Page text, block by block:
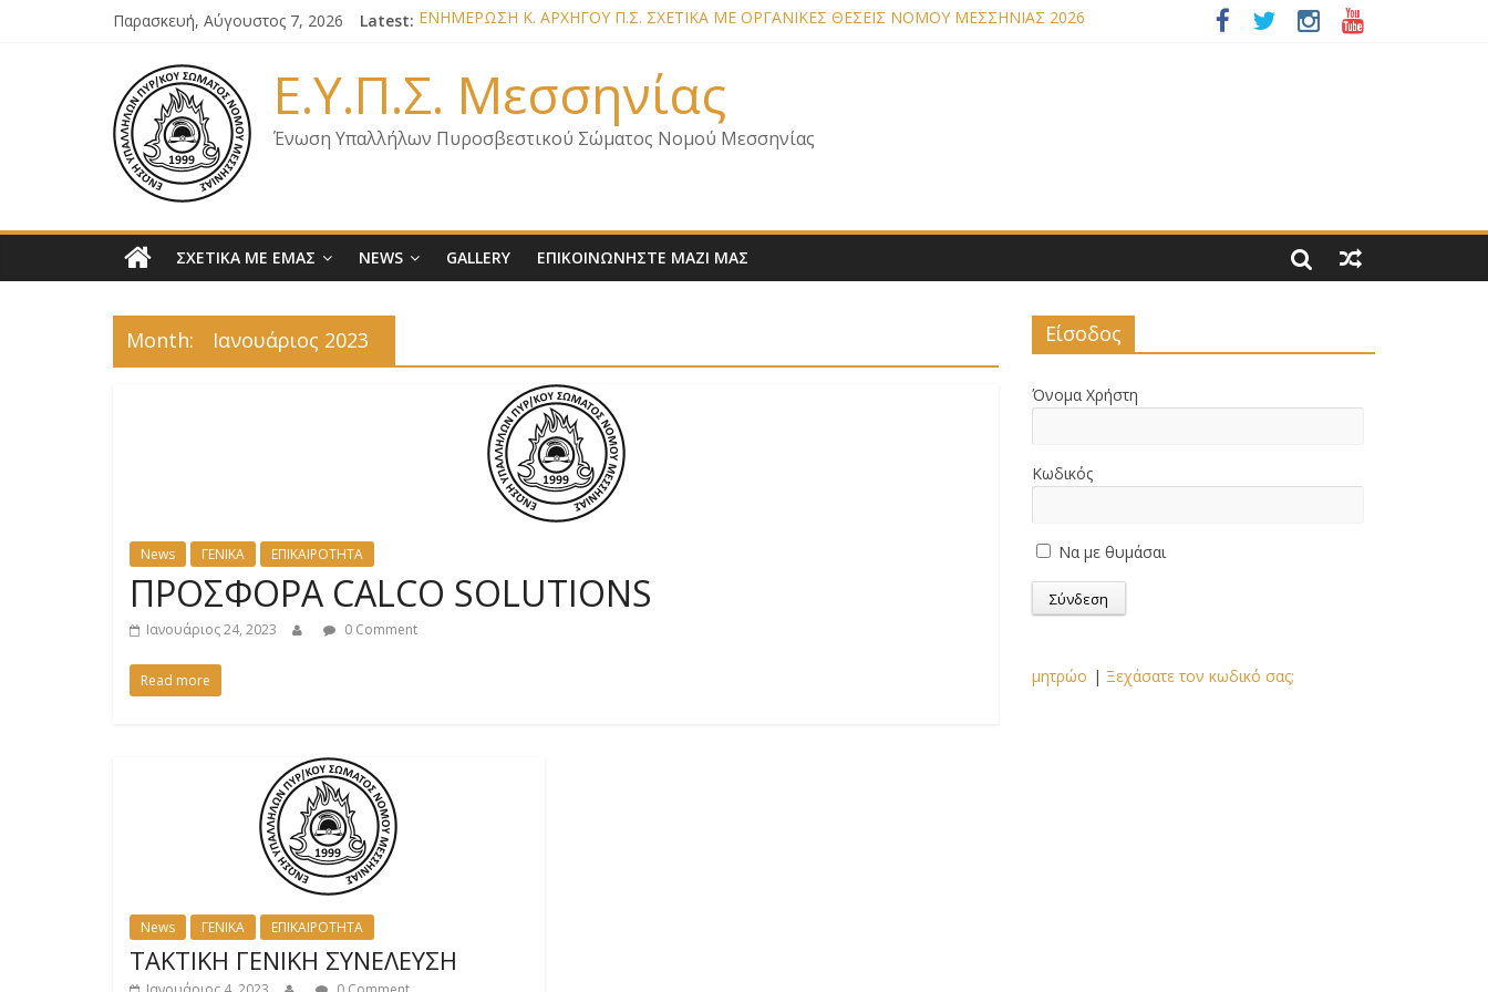
Παρασκευή, Αύγουστος 7, 2026 Latest: ΕΝΗΜΕΡΩΣΗ Κ. ΑΡΧΗΓΟΥ Π.Σ. ΣΧΕΤΙΚΑ ΜΕ ΟΡΓΑΝΙΚΕΣ ΘΕΣΕΙΣ ΝΟΜΟΥ ΜΕΣΣΗΝΙΑΣ 2026
ΕΝΗΜΕΡΩΣΗ ΜΕΛΩΝ ΓΙΑ ΕΠΙΣΚΕΨΕΙΣ ΣΩΜΑΤΕΙΟΥ
ΕΝΗΜΕΡΩΣΗ ΜΕΛΩΝ – ΕΠΙΣΚΕΨΗ ΣΤΗΝ Π.Υ. Α/Δ ΚΑΛΑΜΑΤΑΣ
ΕΠΙΣΤΟΛΗ ΓΙΑ ΣΧΕΔΙΟ ΔΑΣΩΝ 2026
Ε.Υ.Π.Σ. Μεσσηνίας
Ένωση Υπαλλήλων Πυροσβεστικού Σώματος Νομού Μεσσηνίας
ΣΧΕΤΙΚΑ ΜΕ ΕΜΑΣ NEWS GALLERY ΕΠΙΚΟΙΝΩΝΗΣΤΕ ΜΑΖΙ ΜΑΣ
Month: Ιανουάριος 2023
News ΓΕΝΙΚΑ ΕΠΙΚΑΙΡΟΤΗΤΑ
ΠΡΟΣΦΟΡΑ CALCO SOLUTIONS
Ιανουάριος 24, 2023 0 Comment
Read more
News ΓΕΝΙΚΑ ΕΠΙΚΑΙΡΟΤΗΤΑ
ΤΑΚΤΙΚΗ ΓΕΝΙΚΗ ΣΥΝΕΛΕΥΣΗ
Είσοδος
Όνομα Χρήστη
Κωδικός
Να με θυμάσαι
μητρώο | Ξεχάσατε τον κωδικό σας;